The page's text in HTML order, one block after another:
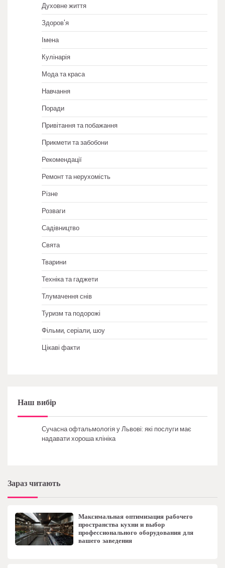
Духовне життя
Здоров'я
Імена
Кулінарія
Мода та краса
Навчання
Поради
Привітання та побажання
Прикмети та забобони
Рекомендації
Ремонт та нерухомість
Різне
Розваги
Садівництво
Свята
Тварини
Техніка та гаджети
Тлумачення снів
Туризм та подорожі
Фільми, серіали, шоу
Цікаві факти
Наш вибір
Сучасна офтальмологія у Львові: які послуги має
надавати хороша клініка
Зараз читають
Максимальная оптимизация рабочего
пространства кухни и выбор
профессионального оборудования для
вашего заведения